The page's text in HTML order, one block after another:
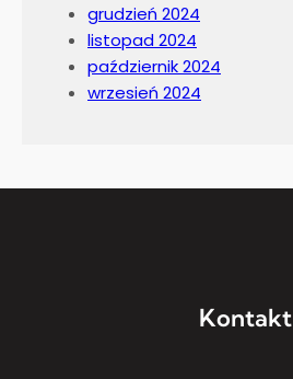
grudzień 2024
listopad 2024
październik 2024
wrzesień 2024
Kontakt